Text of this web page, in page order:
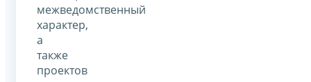
межведомственный
характер,
а
также
проектов